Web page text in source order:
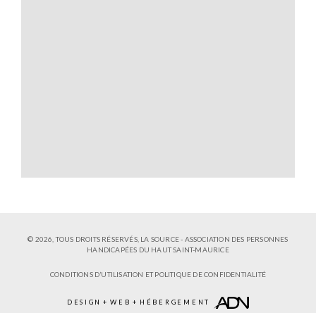
© 2026, TOUS DROITS RÉSERVÉS, LA SOURCE - ASSOCIATION DES PERSONNES
HANDICAPÉES DU HAUT SAINT-MAURICE
CONDITIONS D’UTILISATION ET POLITIQUE DE CONFIDENTIALITÉ
DESIGN + WEB + HÉBERGEMENT